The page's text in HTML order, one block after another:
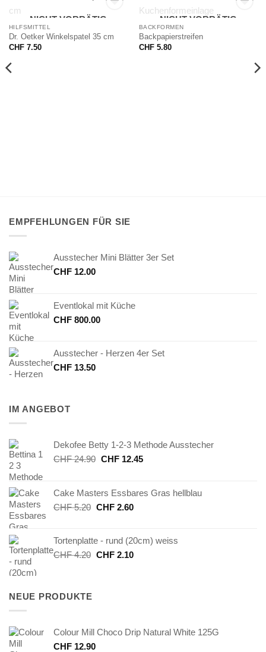
NICHT VORRÄTIG
HILFSMITTEL
Dr. Oetker Winkelspatel 35 cm
CHF7.50
NICHT VORRÄTIG
BACKFORMEN
Backpapierstreifen
CHF5.80
EMPFEHLUNGEN FÜR SIE
Ausstecher Mini Blätter 3er Set
CHF 12.00
Eventlokal mit Küche
CHF 800.00
Ausstecher - Herzen 4er Set
CHF 13.50
IM ANGEBOT
Dekofee Betty 1-2-3 Methode Ausstecher
CHF24.90 Ursprünglicher
CHF 24.90
CHF12.45Aktueller
CHF 12.45.
Cake Masters Essbares Gras hellblau
CHF5.20 Ursprünglicher
CHF 5.20
CHF2.60Aktueller
CHF 2.60.
Tortenplatte - rund (20cm) weiss
CHF4.20 Ursprünglicher
CHF2.10Aktueller
NEUE PRODUKTE
Colour Mill Choco Drip Natural White 125G
CHF 12.90